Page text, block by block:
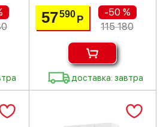
57590 Р
-50 %
115 180
доставка: завтра